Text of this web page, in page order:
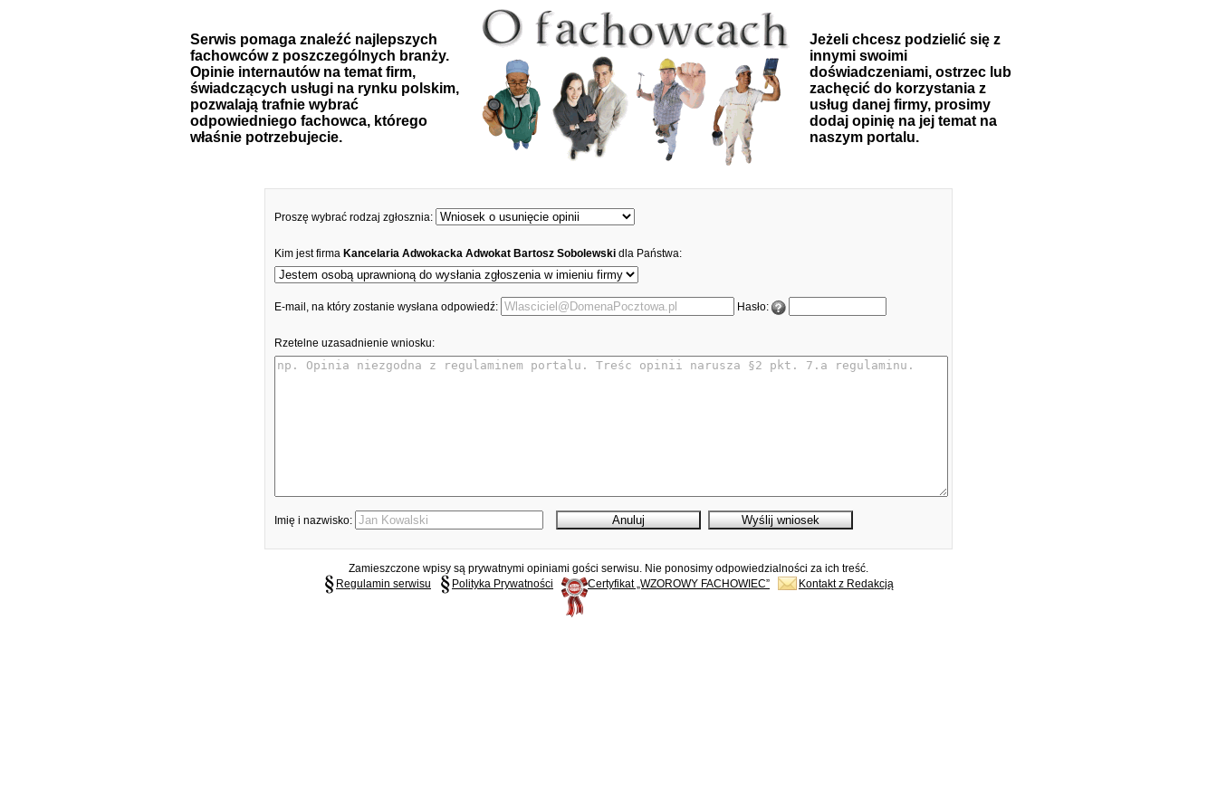
Serwis pomaga znaleźć najlepszych
fachowców z poszczególnych branży.
Opinie internautów na temat firm,
świadczących usługi na rynku polskim,
pozwalają trafnie wybrać
odpowiedniego fachowca, którego
właśnie potrzebujecie.
Jeżeli chcesz podzielić się z
innymi swoimi
doświadczeniami, ostrzec lub
zachęcić do korzystania z
usług danej firmy, prosimy
dodaj opinię na jej temat na
naszym portalu.
Proszę wybrać rodzaj zgłosznia:
Kim jest firma Kancelaria Adwokacka Adwokat Bartosz Sobolewski dla Państwa:
E-mail, na który zostanie wysłana odpowiedź: Hasło:
Rzetelne uzasadnienie wniosku:
Imię i nazwisko:
Zamieszczone wpisy są prywatnymi opiniami gości serwisu. Nie ponosimy odpowiedzialności za ich treść.
Regulamin serwisu
Polityka Prywatności Certyfikat „WZOROWY FACHOWIEC” Kontakt z Redakcją